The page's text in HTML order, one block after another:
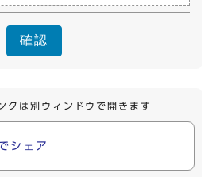
確認
クは別ウィンドウで開きます
シェア